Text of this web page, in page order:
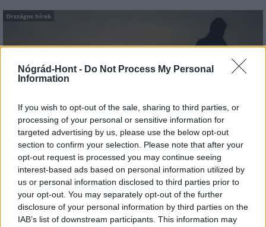
Nógrád-Hont - Do Not Process My Personal
Information
If you wish to opt-out of the sale, sharing to third parties, or
processing of your personal or sensitive information for
targeted advertising by us, please use the below opt-out
section to confirm your selection. Please note that after your
opt-out request is processed you may continue seeing
interest-based ads based on personal information utilized by
us or personal information disclosed to third parties prior to
your opt-out. You may separately opt-out of the further
disclosure of your personal information by third parties on the
IAB’s list of downstream participants. This information may
Országos hírek
Amire többmillióan vártunk: szombattól másodfokúra
csökken a riasztás
Országos hírek